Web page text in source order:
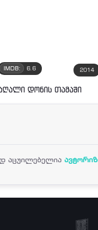
2014
IMDB: 6.6
დონის თამაში
აცუილებელია